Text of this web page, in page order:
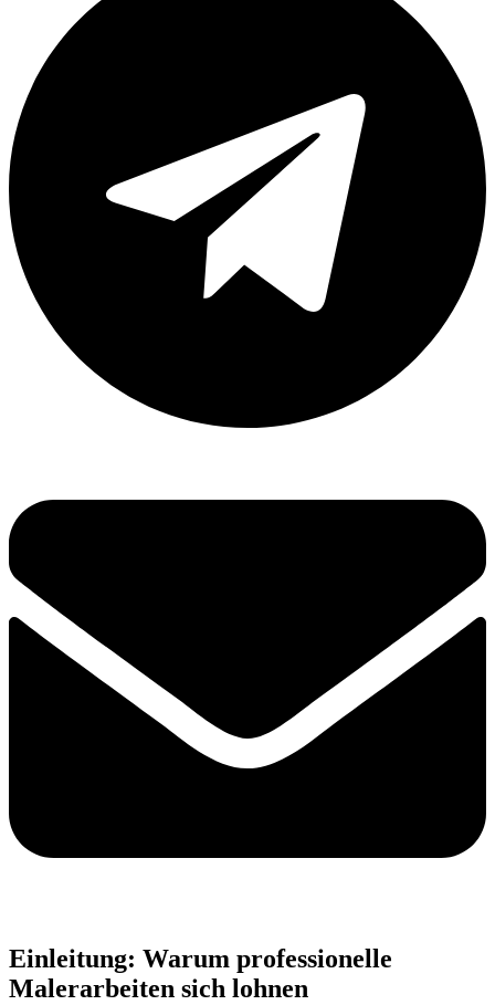
Einleitung: Warum professionelle
Malerarbeiten sich lohnen